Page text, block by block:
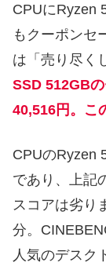
CPUにRyzen
もクーポンセ
は「売り尽く
SSD 512GB
40,516円。こ
CPUのRyzen
であり、上記
スコアは劣り
分。
人気のデスク